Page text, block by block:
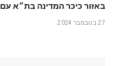
באזור כיכר המדינה בת״א עם
27 בנובמבר 2024